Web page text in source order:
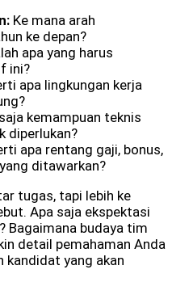
Ke mana arah
ke depan?
apa yang harus
ini?
apa lingkungan kerja
kemampuan teknis
diperlukan?
apa rentang gaji, bonus,
ditawarkan?
tugas, tapi lebih ke
Apa saja ekspektasi
Bagaimana budaya tim
detail pemahaman Anda
kandidat yang akan